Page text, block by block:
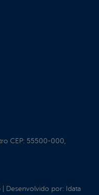
CEP: 55500-000,
| Desenvolvido por: Idata